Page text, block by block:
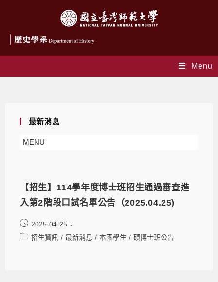
Menu
最新消息
MENU
【招生】114學年度博士班招生通過審查進
入第2階段口試名單公告（2025.04.25)
2025-04-25
招生資訊 / 最新消息 / 本國學生 / 碩博士班公告